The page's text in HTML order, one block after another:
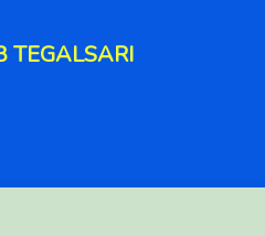
TEGALSARI